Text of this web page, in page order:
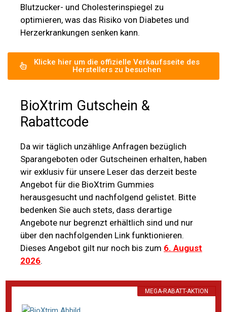
Blutzucker- und Cholesterinspiegel zu
optimieren, was das Risiko von Diabetes und
Herzerkrankungen senken kann.
Klicke hier um die offizielle Verkaufsseite des
Herstellers zu besuchen
BioXtrim Gutschein &
Rabattcode
Da wir täglich unzählige Anfragen bezüglich
Sparangeboten oder Gutscheinen erhalten, haben
wir exklusiv für unsere Leser das derzeit beste
Angebot für die BioXtrim Gummies
herausgesucht und nachfolgend gelistet. Bitte
bedenken Sie auch stets, dass derartige
Angebote nur begrenzt erhältlich sind und nur
über den nachfolgenden Link funktionieren.
Dieses Angebot gilt nur noch bis zum 6. August
2026.
MEGA-RABATT-AKTION